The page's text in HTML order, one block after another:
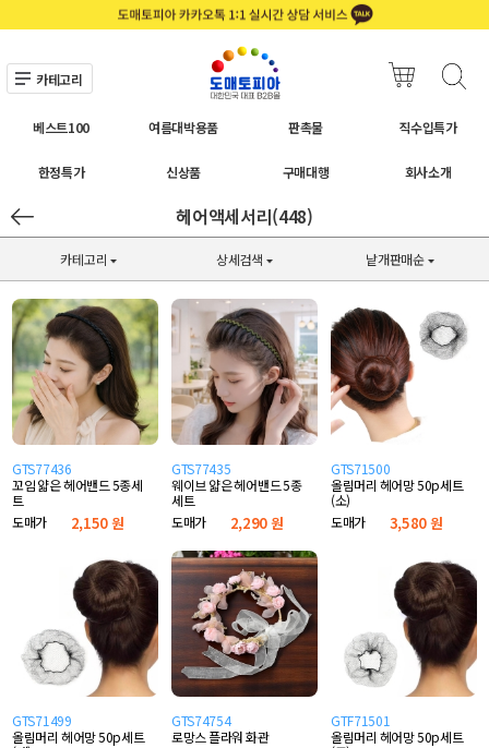
카테고리
베스트100 여름대박용품 판촉물 직수입특가
한정특가 신상품 구매대행 회사소개
헤어액세서리(448)
카테고리 상세검색 낱개판매순
GTS77436
꼬임 얇은 헤어밴드 5종세
트
도매가
2,150 원
GTS77435
웨이브 얇은 헤어밴드 5종
세트
도매가
2,290 원
GTS71500
올림머리 헤어망 50p세트
(소)
도매가
3,580 원
GTS71499
올림머리 헤어망 50p세트
GTS74754
로망스 플라워 화관
GTF71501
올림머리 헤어망 50p세트